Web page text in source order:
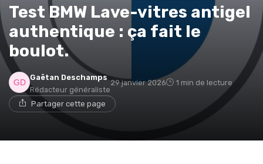
Test BMW Lave-vitres antigel
authentique : ça fait le
boulot.
Gaëtan Deschamps
Rédacteur généraliste
29 janvier 2026 1 min de lecture
Partager cette page